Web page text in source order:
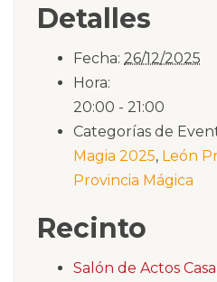
Detalles
Fecha: 26/12/2025
Hora:
20:00 - 21:00
Categorías de
Magia 2025, León
Provincia Mágica
Recinto
Salón de Actos